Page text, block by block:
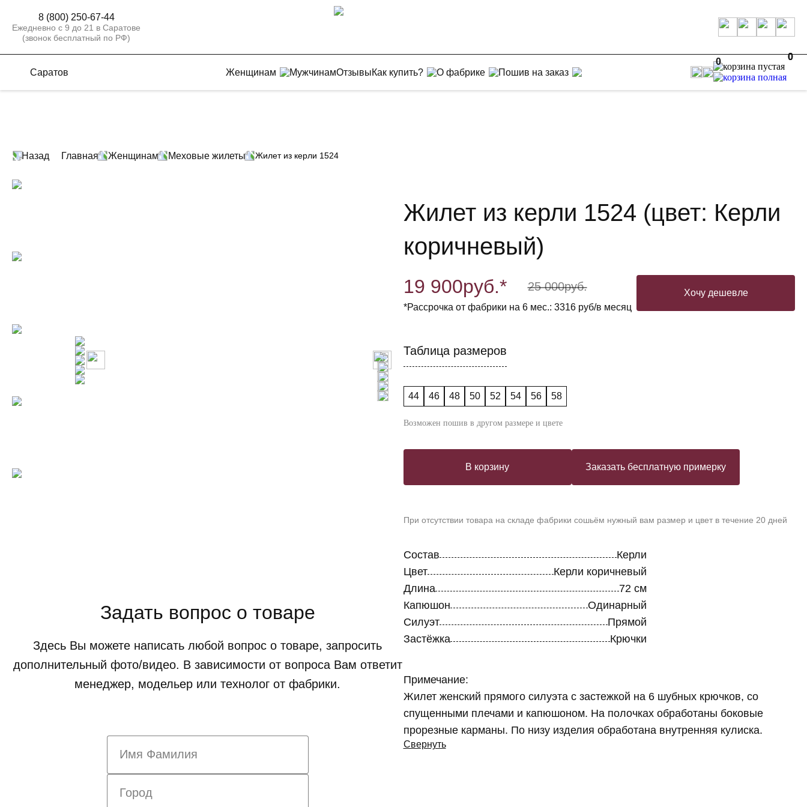
8 (800) 250-67-44
Ежедневно с 9 до 21 в Саратове
(звонок бесплатный по РФ)
Саратов Женщинам МужчинамОтзывыКак купить? О фабрике Пошив на заказ
0 0
0
Назад Главная Женщинам Меховые жилеты Жилет из керли 1524
Задать вопрос о товаре
Здесь Вы можете написать любой вопрос о товаре, запросить
дополнительный фото/видео. В зависимости от вопроса Вам ответит
менеджер, модельер или технолог от фабрики.
Жилет из керли 1524 (цвет: Керли
коричневый)
19 900руб.* 25 000руб.
*Рассрочка от фабрики на 6 мес.: 3316 руб/в месяц
Хочу дешевле
Таблица размеров
44 46 48 50 52 54 56 58
Возможен пошив в другом размере и цвете
В корзину Заказать бесплатную примерку
При отсутствии товара на складе фабрики сошьём нужный вам размер и цвет в течение 20 дней
Состав
Керли
Цвет
Керли коричневый
Длина
72 см
Капюшон
Одинарный
Силуэт
Прямой
Застёжка
Крючки
Примечание:
Жилет женский прямого силуэта с застежкой на 6 шубных крючков, со
спущенными плечами и капюшоном. На полочках обработаны боковые
прорезные карманы. По низу изделия обработана внутренняя кулиска.
Свернуть